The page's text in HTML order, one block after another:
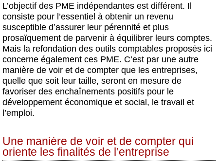
L’objectif des PME indépendantes est différent. Il
consiste pour l’essentiel à obtenir un revenu
susceptible d’assurer leur pérennité et plus
prosaïquement de parvenir à équilibrer leurs comptes.
Mais la refondation des outils comptables proposés ici
concerne également ces PME. C’est par une autre
manière de voir et de compter que les entreprises,
quelle que soit leur taille, seront en mesure de
favoriser des enchaînements positifs pour le
développement économique et social, le travail et
l’emploi.
Une manière de voir et de compter qui
oriente les finalités de l’entreprise